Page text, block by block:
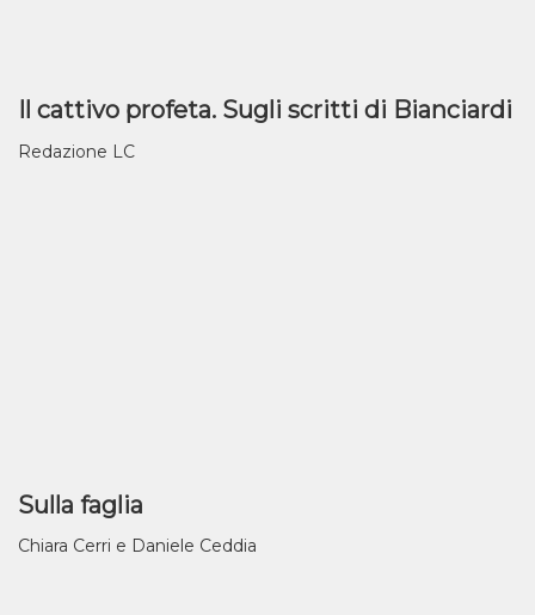
Il cattivo profeta. Sugli scritti di Bianciardi
Redazione LC
Sulla faglia
Chiara Cerri e Daniele Ceddia